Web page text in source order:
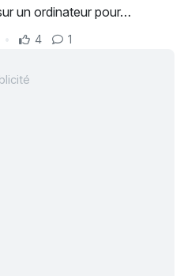
un ordinateur pour…
4 1